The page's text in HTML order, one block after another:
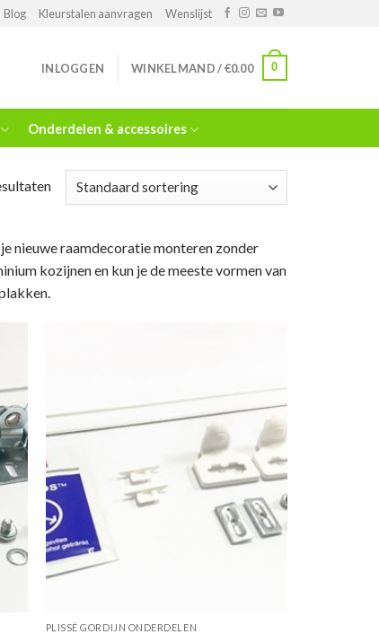
Blog Kleurstalen aanvragen Wenslijst
INLOGGEN WINKELMAND /€0.00 0
Onderdelen & accessoires
nieuwe raamdecoratie monteren zonder
kozijnen en kun je de meeste vormen van
PLISSÉ GORDIJN ONDERDELEN